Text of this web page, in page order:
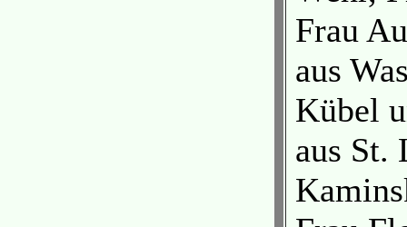
Frau
aus
Kübel
aus St.